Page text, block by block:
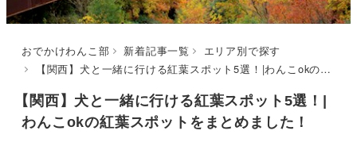
おでかけわんこ部 新着記事一覧
エリア別で探す
【関西】犬と一緒に行ける紅葉スポット5選！|わんこokの紅葉スポットをまとめました！
【関西】犬と一緒に行ける紅葉スポット5選！|
わんこokの紅葉スポットをまとめました！